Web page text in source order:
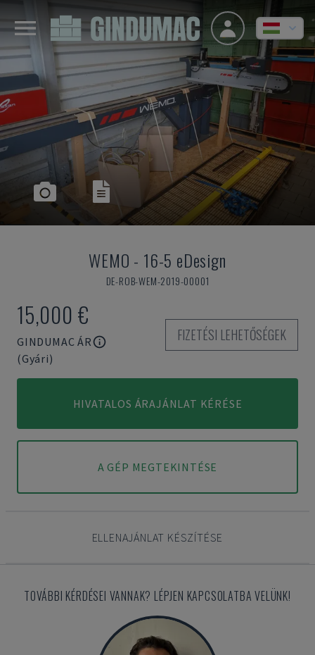
WEMO - 16-5 eDesign
DE-ROB-WEM-2019-00001
15,000 €
GINDUMAC ÁR
(Gyári)
FIZETÉSI LEHETŐSÉGEK
HIVATALOS ÁRAJÁNLAT KÉRÉSE
A GÉP MEGTEKINTÉSE
ELLENAJÁNLAT KÉSZÍTÉSE
TOVÁBBI KÉRDÉSEI VANNAK? LÉPJEN KAPCSOLATBA VELÜNK!